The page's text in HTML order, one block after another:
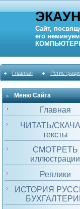
Сайт,
его
Главная
Меню Сайта
Главная
ЧИТАТЬ/
тексты
СМОТРЕТЬ
иллюстрации
Реплики
ИСТОРИЯ